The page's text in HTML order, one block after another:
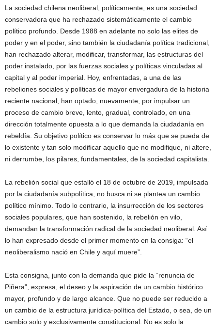
La sociedad chilena neoliberal, políticamente, es una sociedad
conservadora que ha rechazado sistemáticamente el cambio
político profundo. Desde 1988 en adelante no solo las elites de
poder y en el poder, sino también la ciudadanía política tradicional,
han rechazado alterar, modificar, transformar, las estructuras del
poder instalado, por las fuerzas sociales y políticas vinculadas al
capital y al poder imperial. Hoy, enfrentadas, a una de las
rebeliones sociales y políticas de mayor envergadura de la historia
reciente nacional, han optado, nuevamente, por impulsar un
proceso de cambio breve, lento, gradual, controlado, en una
dirección totalmente opuesta a lo que demanda la ciudadanía en
rebeldía. Su objetivo político es conservar lo más que se pueda de
lo existente y tan solo modificar aquello que no modifique, ni altere,
ni derrumbe, los pilares, fundamentales, de la sociedad capitalista.
La rebelión social que estalló el 18 de octubre de 2019, impulsada
por la ciudadanía subpolítica, no busca ni se plantea un cambio
político mínimo. Todo lo contrario, la insurrección de los sectores
sociales populares, que han sostenido, la rebelión en vilo,
demandan la transformación radical de la sociedad neoliberal. Así
lo han expresado desde el primer momento en la consiga: “el
neoliberalismo nació en Chile y aquí muere”.
Esta consigna, junto con la demanda que pide la “renuncia de
Piñera”, expresa, el deseo y la aspiración de un cambio histórico
mayor, profundo y de largo alcance. Que no puede ser reducido a
un cambio de la estructura jurídica-política del Estado, o sea, de un
cambio solo y exclusivamente constitucional. No es solo la